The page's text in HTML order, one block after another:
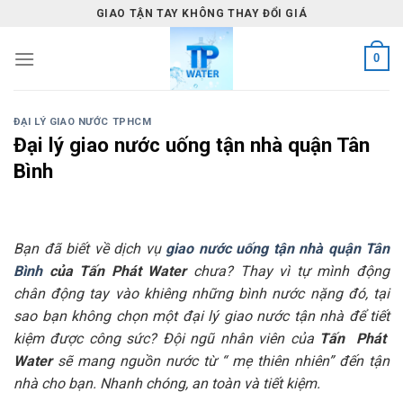
content
GIAO TẬN TAY KHÔNG THAY ĐỔI GIÁ
0
ĐẠI LÝ GIAO NƯỚC TPHCM
Đại lý giao nước uống tận nhà quận Tân
Bình
Bạn đã biết về dịch vụ giao nước uống tận nhà quận Tân
Bìnhcủa Tấn Phát Waterchưa? Thay vì tự mình động
chân động tay vào khiêng những bình nước nặng đó, tại
sao bạn không chọn một đại lý giao nước tận nhà để tiết
kiệm được công sức? Đội ngũ nhân viên của Tấn Phát
Water sẽ mang nguồn nước từ “ mẹ thiên nhiên” đến tận
nhà cho bạn. Nhanh chóng, an toàn và tiết kiệm.